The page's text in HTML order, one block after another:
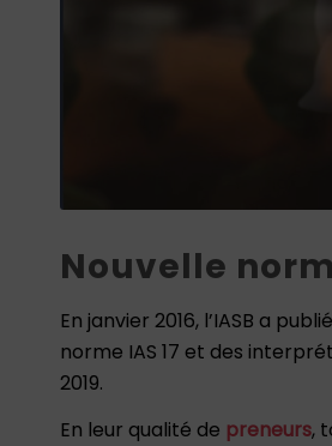
Nouvelle
En janvier 2016, l’IASB a
norme IAS 17 et des
2019.
En leur qualité de preneurs,